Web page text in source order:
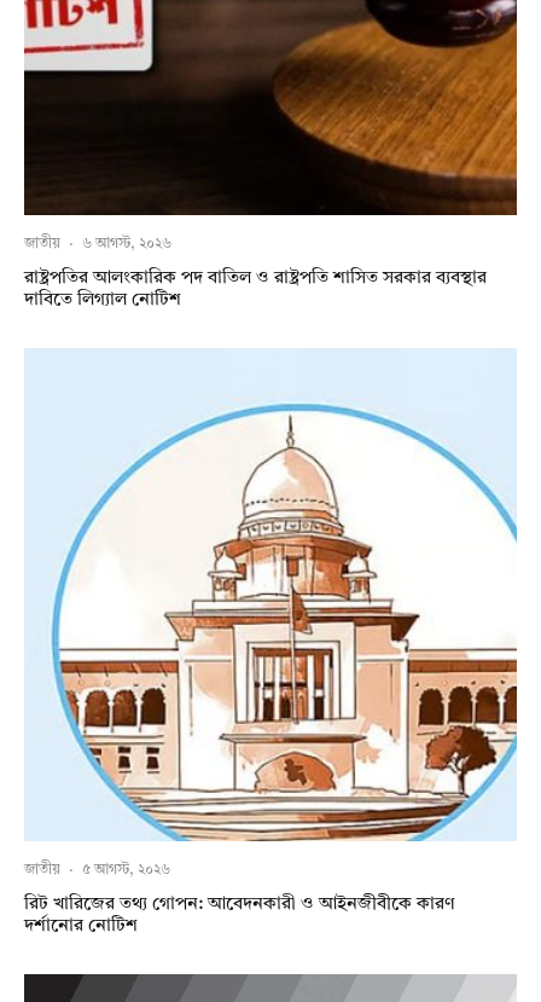
জাতীয় · ৬ আগস্ট, ২০২৬
রাষ্ট্রপতির আলংকারিক পদ বাতিল ও রাষ্ট্রপতি শাসিত সরকার ব্যবস্থার
দাবিতে লিগ্যাল নোটিশ
জাতীয় · ৫ আগস্ট, ২০২৬
রিট খারিজের তথ্য গোপন: আবেদনকারী ও আইনজীবীকে কারণ
দর্শানোর নোটিশ